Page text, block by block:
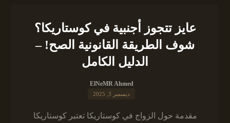
عايز تتجوز أجنبية في كوستاريكا؟
شوف الطريقة القانونية الصح! –
الدليل الكامل
ElNeMR Ahmed
ديسمبر 3, 2025
مقدمة حول الزواج في كوستاريكا تعتبر كوستاريكا